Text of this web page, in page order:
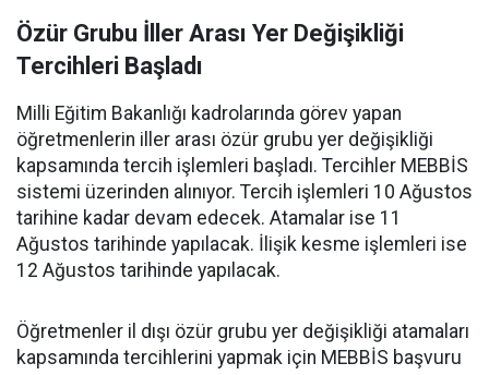
Özür Grubu İller Arası Yer Değişikliği
Tercihleri Başladı
Milli Eğitim Bakanlığı kadrolarında görev yapan
öğretmenlerin iller arası özür grubu yer değişikliği
kapsamında tercih işlemleri başladı. Tercihler MEBBİS
sistemi üzerinden alınıyor. Tercih işlemleri 10 Ağustos
tarihine kadar devam edecek. Atamalar ise 11
Ağustos tarihinde yapılacak. İlişik kesme işlemleri ise
12 Ağustos tarihinde yapılacak.
Öğretmenler il dışı özür grubu yer değişikliği atamaları
kapsamında tercihlerini yapmak için MEBBİS başvuru